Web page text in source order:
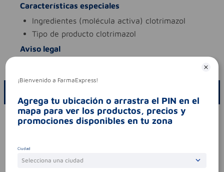
Características especiales
ingredientes (molécula activa) clotrimazol
tipo de producto clotrimazol
Aviso legal
Por favor, inicie sesión para escribir un comentario
¡Bienvenido a FarmaExpress!
Agrega tu ubicación o arrastra el PIN en el
mapa para ver los productos, precios y
promociones disponibles en tu zona
Ciudad
Selecciona una ciudad